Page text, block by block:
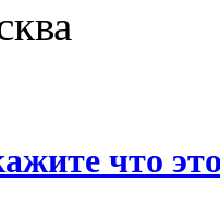
что